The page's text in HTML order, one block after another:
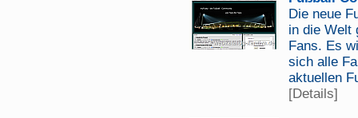
Die neue
in die Welt
Fans. Es
sich alle
aktuellen
[Details]